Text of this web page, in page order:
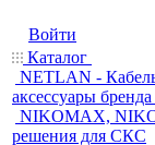
Войти
Каталог
NETLAN -
аксессуары
NIKOMAX,
решения для СКС